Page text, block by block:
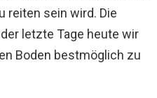
reiten sein wird. Die
letzte Tage heute wir
Boden bestmöglich zu